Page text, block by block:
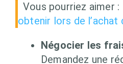
Vous pourriez aimer :
obtenir lors de l’achat
Négocier les
Demandez une